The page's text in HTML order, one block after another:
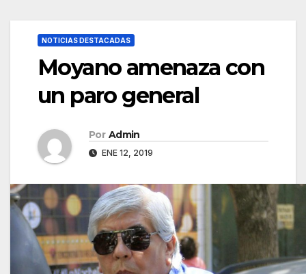
NOTICIAS DESTACADAS
Moyano amenaza con
un paro general
Por Admin
ENE 12, 2019